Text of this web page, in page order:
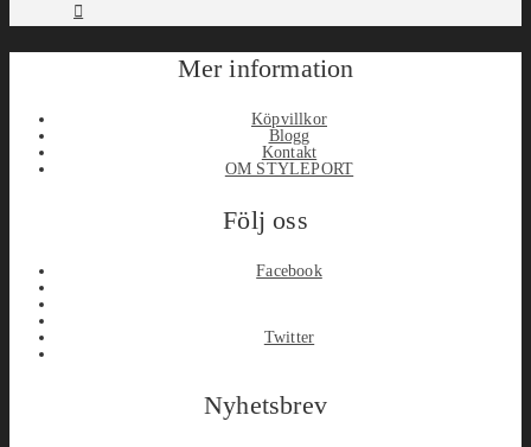
Mer information
Köpvillkor
Blogg
Kontakt
OM STYLEPORT
Följ oss
Facebook
Twitter
Nyhetsbrev